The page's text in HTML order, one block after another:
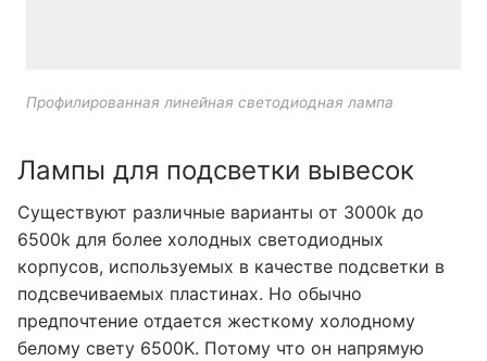
Алюминиевые светодиодные профили
Системы управления DMX
Источники питания для светодиодов
Внутренний светодиодный драйвер
Профилированная линейная светодиодная лампа
Лампы для подсветки вывесок
Существуют различные варианты от 3000k до
6500k для более холодных светодиодных
корпусов, используемых в качестве подсветки в
подсвечиваемых пластинах. Но обычно
предпочтение отдается жесткому холодному
белому свету 6500K. Потому что он напрямую